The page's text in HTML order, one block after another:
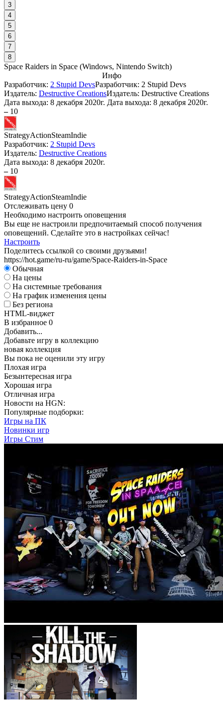
3
4
5
6
7
8
Space Raiders in Space (Windows, Nintendo Switch)
Инфо
Разработчик: 2 Stupid DevsРазработчик: 2 Stupid Devs
Издатель: Destructive CreationsИздатель: Destructive Creations
Дата выхода: 8 декабря 2020г. Дата выхода: 8 декабря 2020г.
– 10
StrategyActionSteamIndie
Разработчик: 2 Stupid Devs
Издатель: Destructive Creations
Дата выхода: 8 декабря 2020г.
– 10
StrategyActionSteamIndie
Отслеживать цену 0
Необходимо настроить оповещения
Вы еще не настроили предпочитаемый способ получения
оповещений. Сделайте это в настройках сейчас!
Настроить
Поделитесь ссылкой со своими друзьями!
https://hot.game/ru-ru/game/Space-Raiders-in-Space
Обычная
На цены
На системные требования
На график изменения цены
Без региона
HTML-виджет
В избранное 0
Добавить...
Добавьте игру в коллекцию
новая коллекция
Вы пока не оценили эту игру
Плохая игра
Безынтересная игра
Хорошая игра
Отличная игра
Новости на HGN:
Популярные подборки:
Игры на ПК
Новинки игр
Игры Стим